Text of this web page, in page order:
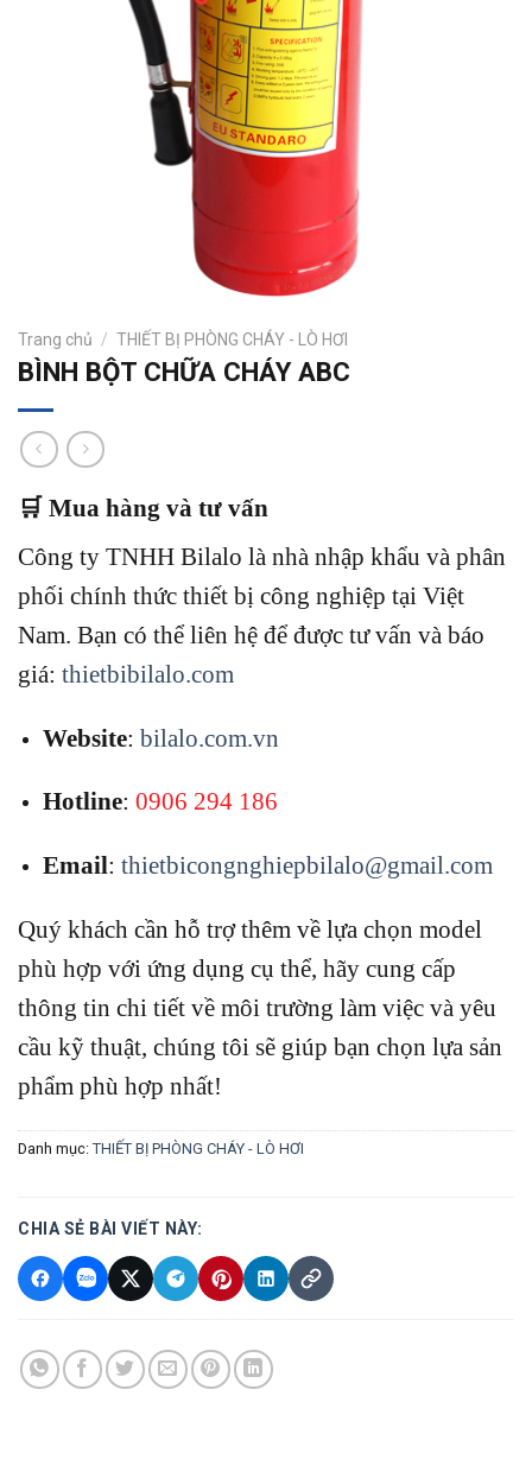
Trang chủ / THIẾT BỊ PHÒNG CHÁY - LÒ HƠI
BÌNH BỘT CHỮA CHÁY ABC
🛒 Mua hàng và tư vấn
Công ty TNHH Bilalo là nhà nhập khẩu và phân
phối chính thức thiết bị công nghiệp tại Việt
Nam. Bạn có thể liên hệ để được tư vấn và báo
giá: thietbibilalo.com
Website: bilalo.com.vn
Hotline: 0906 294 186
Email: thietbicongnghiepbilalo@gmail.com
Quý khách cần hỗ trợ thêm về lựa chọn model
phù hợp với ứng dụng cụ thể, hãy cung cấp
thông tin chi tiết về môi trường làm việc và yêu
cầu kỹ thuật, chúng tôi sẽ giúp bạn chọn lựa sản
phẩm phù hợp nhất!
Danh mục: THIẾT BỊ PHÒNG CHÁY - LÒ HƠI
CHIA SẺ BÀI VIẾT NÀY: